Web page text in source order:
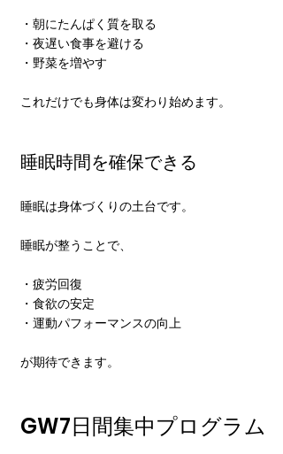
・朝にたんぱく質を取る
・夜遅い食事を避ける
・野菜を増やす
これだけでも身体は変わり始めます。
睡眠時間を確保できる
睡眠は身体づくりの土台です。
睡眠が整うことで、
・疲労回復
・食欲の安定
・運動パフォーマンスの向上
が期待できます。
GW7日間集中プログラム